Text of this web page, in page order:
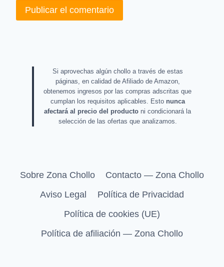
Si aprovechas algún chollo a través de estas
páginas, en calidad de Afiliado de Amazon,
obtenemos ingresos por las compras adscritas que
cumplan los requisitos aplicables. Esto nunca
afectará al precio del producto ni condicionará la
selección de las ofertas que analizamos.
Sobre Zona Chollo
Contacto — Zona Chollo
Aviso Legal
Política de Privacidad
Política de cookies (UE)
Política de afiliación — Zona Chollo